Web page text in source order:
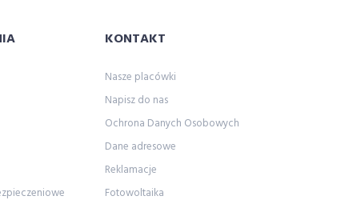
KONTAKT
Nasze placówki
Napisz do nas
Ochrona Danych Osobowych
Dane adresowe
Reklamacje
Fotowoltaika